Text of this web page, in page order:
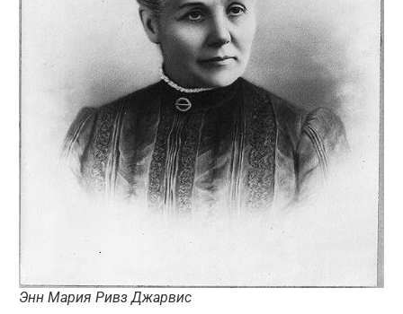
Энн Мария Ривз Джарвис